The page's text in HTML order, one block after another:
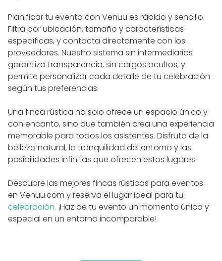
Planificar tu evento con Venuu es rápido y sencillo.
Filtra por ubicación, tamaño y características
específicas, y contacta directamente con los
proveedores. Nuestro sistema sin intermediarios
garantiza transparencia, sin cargos ocultos, y
permite personalizar cada detalle de tu celebración
según tus preferencias.
Una finca rústica no solo ofrece un espacio único y
con encanto, sino que también crea una experiencia
memorable para todos los asistentes. Disfruta de la
belleza natural, la tranquilidad del entorno y las
posibilidades infinitas que ofrecen estos lugares.
Descubre las mejores fincas rústicas para eventos
en Venuu.com y reserva el lugar ideal para tu
celebración. ¡Haz de tu evento un momento único y
especial en un entorno incomparable!